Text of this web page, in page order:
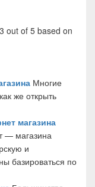
out of 5 based on
Многие
же открыть
магазина
— магазина
и
базироваться по